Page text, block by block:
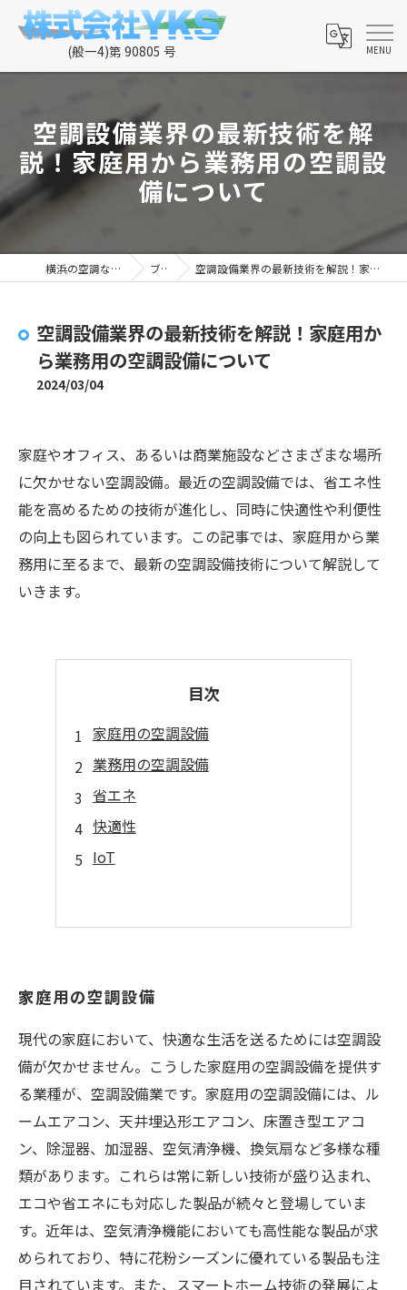
空調設備業界の最新技術を解
説！家庭用から業務用の空調設
備について
横浜の空調なら株式会社YKS ブログ 空調設備業界の最新技術を解説！家庭用から業務用の空調設備について
空調設備業界の最新技術を解説！家庭用か
ら業務用の空調設備について
2024/03/04
家庭やオフィス、あるいは商業施設などさまざまな場所
に欠かせない空調設備。最近の空調設備では、省エネ性
能を高めるための技術が進化し、同時に快適性や利便性
の向上も図られています。この記事では、家庭用から業
務用に至るまで、最新の空調設備技術について解説して
いきます。
目次
家庭用の空調設備
業務用の空調設備
省エネ
快適性
IoT
家庭用の空調設備
現代の家庭において、快適な生活を送るためには空調設
備が欠かせません。こうした家庭用の空調設備を提供す
る業種が、空調設備業です。家庭用の空調設備には、ル
ームエアコン、天井埋込形エアコン、床置き型エアコ
ン、除湿器、加湿器、空気清浄機、換気扇など多様な種
類があります。これらは常に新しい技術が盛り込まれ、
エコや省エネにも対応した製品が続々と登場していま
す。近年は、空気清浄機能においても高性能な製品が求
められており、特に花粉シーズンに優れている製品も注
目されています。また、スマートホーム技術の発展によ